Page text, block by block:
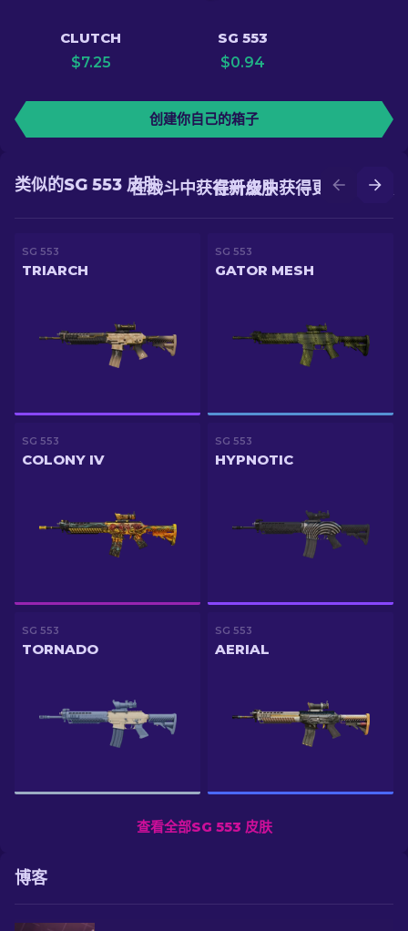
CLUTCH
$7.25
SG 553
$0.94
创建你自己的箱子
在升级中获得更好的皮肤
在战斗中获得新皮肤
类似的SG 553 皮肤
SG 553
TRIARCH
SG 553
GATOR MESH
SG 553
COLONY IV
SG 553
HYPNOTIC
SG 553
TORNADO
SG 553
AERIAL
查看全部SG 553 皮肤
博客